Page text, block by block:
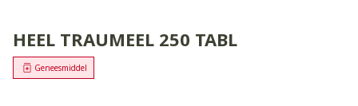
HEEL TRAUMEEL 250 TABL
Geneesmiddel